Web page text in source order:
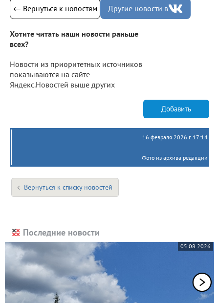
← Вернуться к новостям Другие новости в
Хотите читать наши новости раньше
всех?
Новости из приоритетных источников
показываются на сайте
Яндекс.Новостей выше других
Добавить
16 февраля 2026 г. 17:14
Фото из архива редакции
Вернуться к списку новостей
Последние новости
05.08.2026